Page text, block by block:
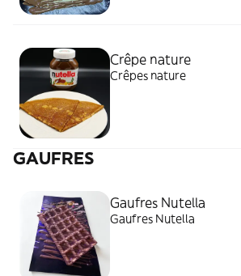
Crêpe nature
Crêpes nature
GAUFRES
Gaufres Nutella
Gaufres Nutella